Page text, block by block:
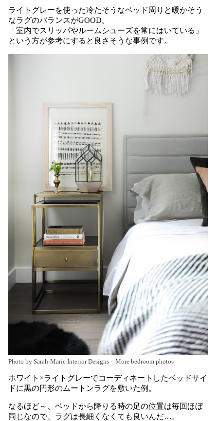
ライトグレーを使った冷たそうなベッド周りと暖かそう
なラグのバランスがGOOD。
「室内でスリッパやルームシューズを常にはいている」
という方が参考にすると良さそうな事例です。
Photo by Sarah-Marie Interior Designs– More bedroom photos
ホワイト×ライトグレーでコーディネートしたベッドサイ
ドに黒の円形のムートンラグを敷いた例。
なるほど～、ベッドから降りる時の足の位置は毎回ほぼ
同じなので、ラグは長細くなくても良いんだ…。